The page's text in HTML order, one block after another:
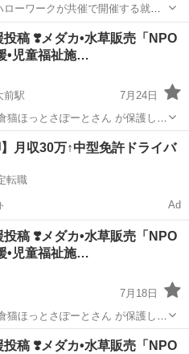
ーワークが共催で開催する就職
セミナー 就活
稿 ❣️メダカ•水草販売「NPO
•児童福祉施…
前駅
7月24日
猫ほっとさぽーとさん が保護し
その他 メダカ
】月収30万↑中型免許ドライバ
転職
Ad
稿 ❣️メダカ•水草販売「NPO
•児童福祉施…
7月18日
猫ほっとさぽーとさん が保護し
カ
稿 ❣️メダカ•水草販売「NPO